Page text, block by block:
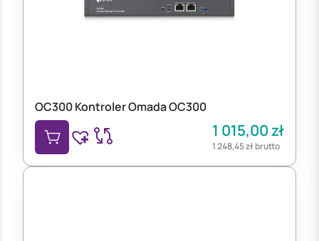
OC300 Kontroler Omada OC300
1 015,00zł
1 248,45złbrutto